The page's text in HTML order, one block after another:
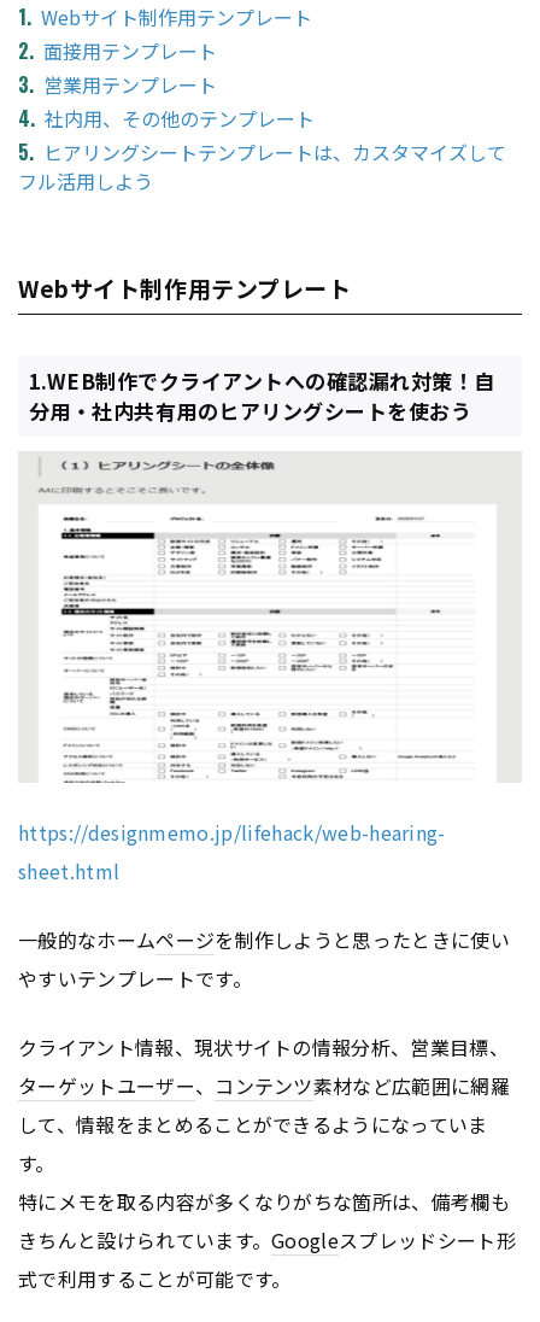
Webサイト制作用テンプレート
面接用テンプレート
営業用テンプレート
社内用、その他のテンプレート
ヒアリングシートテンプレートは、カスタマイズして
フル活用しよう
Webサイト制作用テンプレート
1.WEB制作でクライアントへの確認漏れ対策！自
分用・社内共有用のヒアリングシートを使おう
https://designmemo.jp/lifehack/web-hearing-
sheet.html
一般的なホームページを制作しようと思ったときに使い
やすいテンプレートです。
クライアント情報、現状サイトの情報分析、営業目標、
ターゲットユーザー、 コンテンツ素材など広範囲に網羅
して、情報をまとめることができるようになっていま
す。
特にメモを取る内容が多くなりがちな箇所は、備考欄も
きちんと設けられています。Googleスプレッドシート形
式で利用することが可能です。